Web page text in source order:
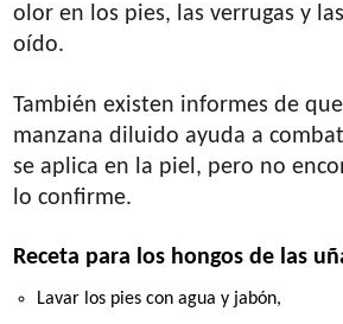
olor en los pies, las verrugas y
oído.
También existen informes de
manzana diluido ayuda a
se aplica en la piel, pero no
lo confirme.
Receta para los hongos de las
Lavar los pies con agua y jabón,